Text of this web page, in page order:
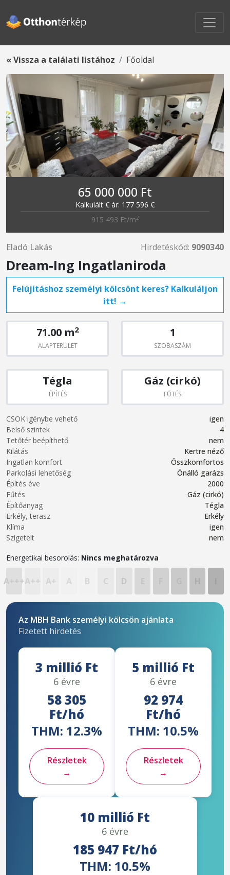
« Vissza a találati listához Főoldal
65 000 000 Ft
Kalkulált € ár: 177 596 €
915 493 Ft/m2
Eladó Lakás Hirdetéskód: 9090340
Dream-Ing Ingatlaniroda
Felújításhoz személyi kölcsönt keres? Kalkuláljon
itt! →
71.00 m2
ALAPTERÜLET
1
SZOBASZÁM
Tégla
ÉPÍTÉS
Gáz (cirkó)
FŰTÉS
CSOK igénybe vehető
igen
Belső szintek
4
Tetőtér beépíthető
nem
Kilátás
Kertre néző
Ingatlan komfort
Összkomfortos
Parkolási lehetőség
Önálló garázs
Építés éve
2000
Fűtés
Gáz (cirkó)
Építőanyag
Tégla
Erkély, terasz
Erkély
Klíma
igen
Szigetelt
nem
Energetikai besorolás: Nincs meghatározva
A+++A++ A+ A B C D
Az MBH Bank személyi kölcsön ajánlata
Fizetett hirdetés
3 millió Ft
6 évre
58 305
Ft/hó
THM: 12.3%
Részletek
→
5 millió Ft
6 évre
92 974
Ft/hó
THM: 10.5%
Részletek
→
10 millió Ft
6 évre
185 947 Ft/hó
THM: 10.5%